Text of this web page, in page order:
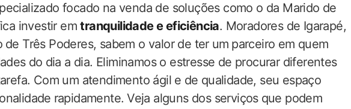
focado na venda de‍ soluções‍ como o ​da ‌Marido ‌de
investir‌ em‍tranquilidade e eficiência. Moradores de Igarapé,
Três Poderes, sabem o valor ‍de ter⁤ um⁤ parceiro em quem
do⁢ dia a dia. Eliminamos o‌ estresse​ de‌ procurar diferentes
Com um atendimento ágil e ⁣de qualidade, seu espaço
rapidamente.⁤ Veja alguns dos serviços⁢ que‍ podem